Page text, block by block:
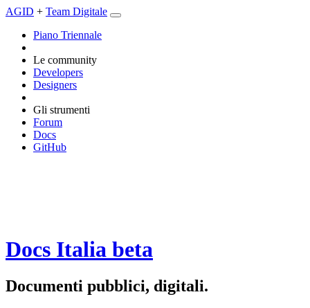
AGID + Team Digitale
Piano Triennale
Le community
Developers
Designers
Gli strumenti
Forum
Docs
GitHub
Docs Italia beta
Documenti pubblici, digitali.